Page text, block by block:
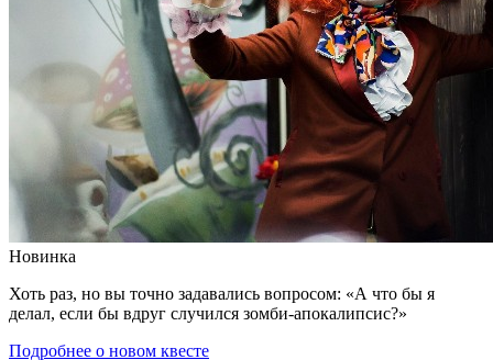
Новинка
Хоть раз, но вы точно задавались вопросом: «А что бы я
делал, если бы вдруг случился зомби-апокалипсис?»
Подробнее о новом квесте